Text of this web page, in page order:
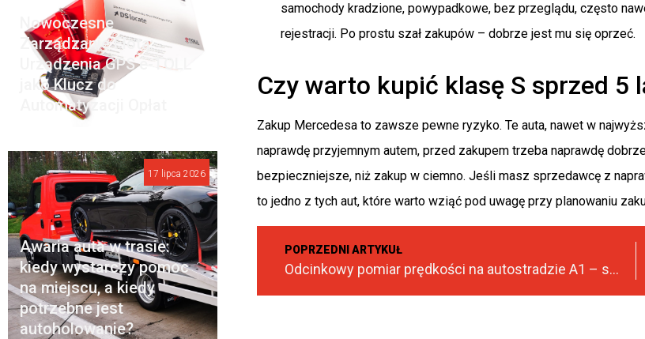
samochody kradzione, powypadkowe, bez przeglądu, często
rejestracji. Po prostu szał zakupów – dobrze jest mu się oprzeć.
Czy warto kupić klasę S sprzed 5
Zakup Mercedesa to zawsze pewne ryzyko. Te auta, nawet w
naprawdę przyjemnym autem, przed zakupem trzeba naprawdę
bezpieczniejsze, niż zakup w ciemno. Jeśli masz sprzedawcę z
to jedno z tych aut, które warto wziąć pod uwagę przy planowaniu
POPRZEDNI ARTYKUŁ
Odcinkowy pomiar prędkości na autostradzie A1 – sypią się mandaty
Nowoczesne
Zarządzanie Flotą:
Urządzenia GPS e-TOLL
jako Klucz do
Automatyzacji Opłat
Awaria auta w trasie:
kiedy wystarczy pomoc
na miejscu, a kiedy
potrzebne jest
autoholowanie?
17 lipca 2026